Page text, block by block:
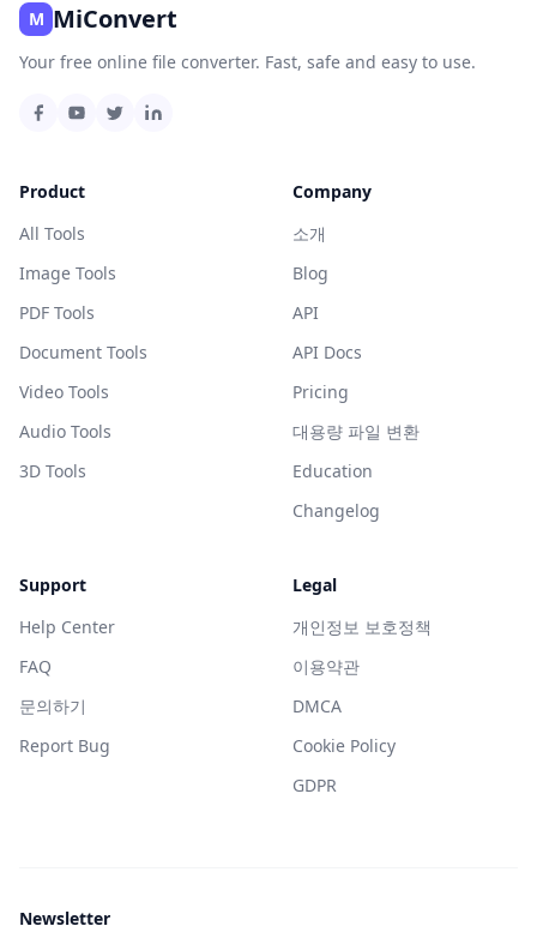
M MiConvert
Your free online file converter. Fast, safe and easy to use.
Product
All Tools
Image Tools
PDF Tools
Document Tools
Video Tools
Audio Tools
3D Tools
Company
소개
Blog
API
API Docs
Pricing
대용량 파일 변환
Education
Changelog
Support
Help Center
FAQ
문의하기
Report Bug
Legal
개인정보 보호정책
이용약관
DMCA
Cookie Policy
GDPR
Newsletter